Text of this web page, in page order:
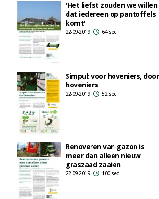
'Het liefst zouden we willen
dat iedereen op pantoffels
komt'
22-09-2019 64 sec
Simpul: voor hoveniers, door
hoveniers
22-09-2019 52 sec
Renoveren van gazon is
meer dan alleen nieuw
graszaad zaaien
22-09-2019 100 sec